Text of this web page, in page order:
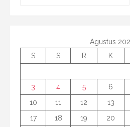
Agustus
S
S R K
3
4 5 6
10
11 12 13
17
18 19 20